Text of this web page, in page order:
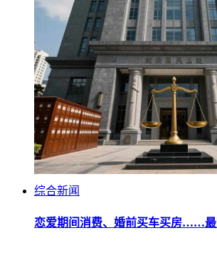
综合新闻
恋爱期间消费、婚前买车买房……